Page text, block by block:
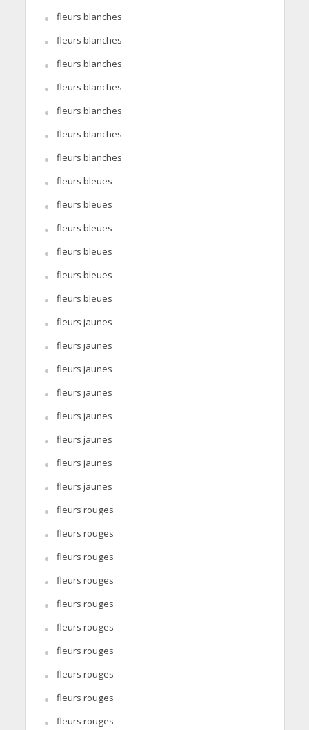
fleurs blanches
fleurs blanches
fleurs blanches
fleurs blanches
fleurs blanches
fleurs blanches
fleurs blanches
fleurs bleues
fleurs bleues
fleurs bleues
fleurs bleues
fleurs bleues
fleurs bleues
fleurs jaunes
fleurs jaunes
fleurs jaunes
fleurs jaunes
fleurs jaunes
fleurs jaunes
fleurs jaunes
fleurs jaunes
fleurs rouges
fleurs rouges
fleurs rouges
fleurs rouges
fleurs rouges
fleurs rouges
fleurs rouges
fleurs rouges
fleurs rouges
fleurs rouges